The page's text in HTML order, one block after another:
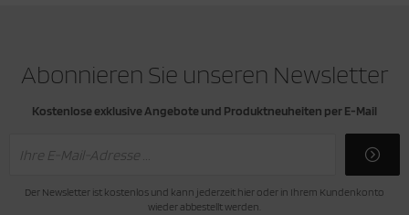
Abonnieren Sie unseren Newsletter
Kostenlose exklusive Angebote und Produktneuheiten per E-Mail
Der Newsletter ist kostenlos und kann jederzeit hier oder in Ihrem Kundenkonto
wieder abbestellt werden.